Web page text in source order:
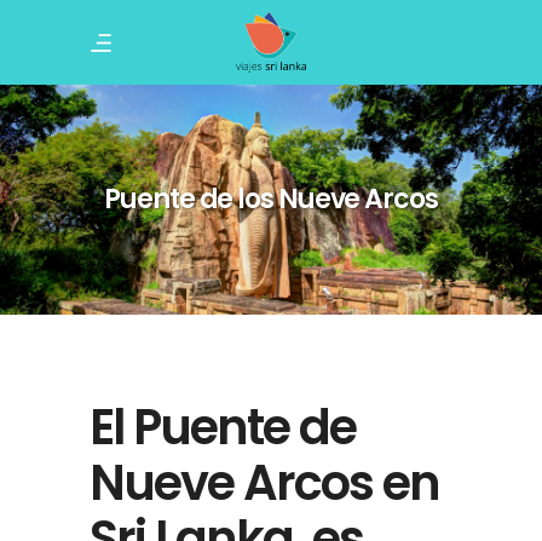
Puente de los Nueve Arcos
El Puente de
Nueve Arcos en